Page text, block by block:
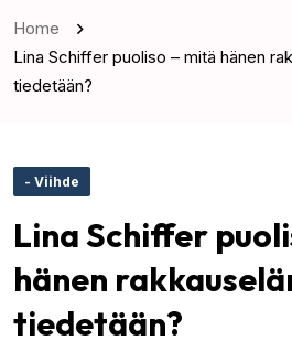
Home
Lina Schiffer puoliso – mitä hänen
tiedetään?
- Viihde
Lina Schiffer
hänen
tiedetään?